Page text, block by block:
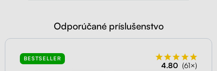
Odporúčané príslušenstvo
BESTSELLER
4.80 (61×)